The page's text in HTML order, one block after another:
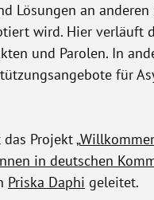
Lösungen an
wird. Hier verläuft
und Parolen. In
für
Projekt „
in deutschen
Priska Daphi geleitet.